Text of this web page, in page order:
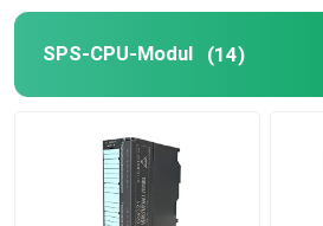
plc-Kabel und -
Verbindungen für
Explosionssichere Schalter
SPS-CPU-Modul (14)